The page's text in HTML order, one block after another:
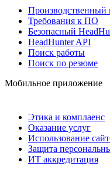
Производственный
Требования к ПО
Безопасный
HeadHunter API
Поиск работы
Поиск по резюме
Мобильное приложение
Этика и комплаенс
Оказание услуг
Использование
Защита
ИТ аккредитация